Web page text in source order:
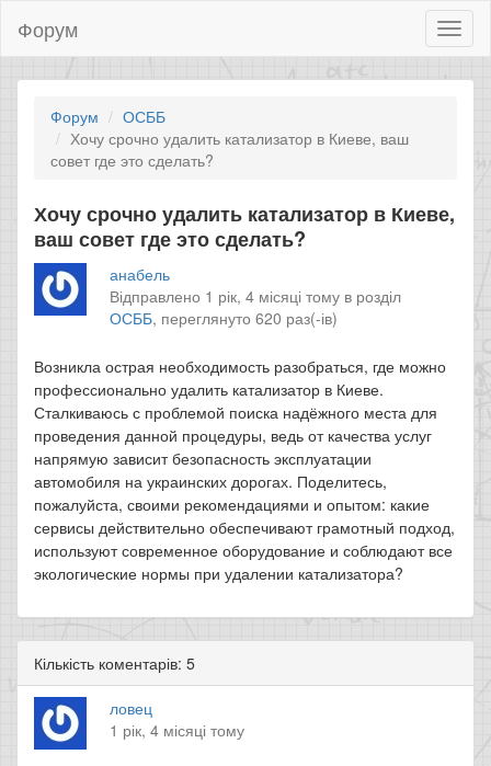
Форум
Форум
ОСББ
Хочу срочно удалить катализатор в Киеве, ваш
совет где это сделать?
Хочу срочно удалить катализатор в Киеве,
ваш совет где это сделать?
анабель
Відправлено 1 рік, 4 місяці тому в розділ
ОСББ, переглянуто 620 раз(-ів)
Возникла острая необходимость разобраться, где можно
профессионально удалить катализатор в Киеве.
Сталкиваюсь с проблемой поиска надёжного места для
проведения данной процедуры, ведь от качества услуг
напрямую зависит безопасность эксплуатации
автомобиля на украинских дорогах. Поделитесь,
пожалуйста, своими рекомендациями и опытом: какие
сервисы действительно обеспечивают грамотный подход,
используют современное оборудование и соблюдают все
экологические нормы при удалении катализатора?
Кількість коментарів: 5
ловец
1 рік, 4 місяці тому